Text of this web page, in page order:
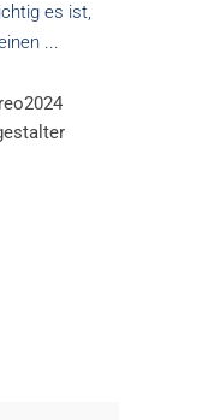
es ist,